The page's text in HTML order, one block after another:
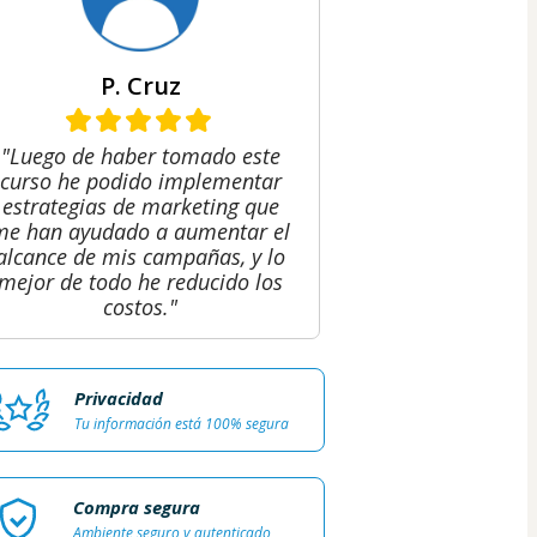
P. Cruz
"Luego de haber tomado este
curso he podido implementar
estrategias de marketing que
han ayudado a aumentar el
de mis campañas, y lo
de todo he reducido los
costos."
Privacidad
Tu información está 100% segura
Compra segura
Ambiente seguro y autenticado